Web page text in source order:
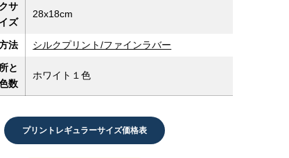
サ
イズ
28x18cm
法 シルクプリント/ファインラバー
と
数
ホワイト１色
プリントレギュラーサイズ価格表